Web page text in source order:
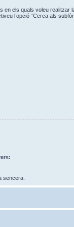
en els quals voleu realitzar
l’opció “Cerca als
sencera.